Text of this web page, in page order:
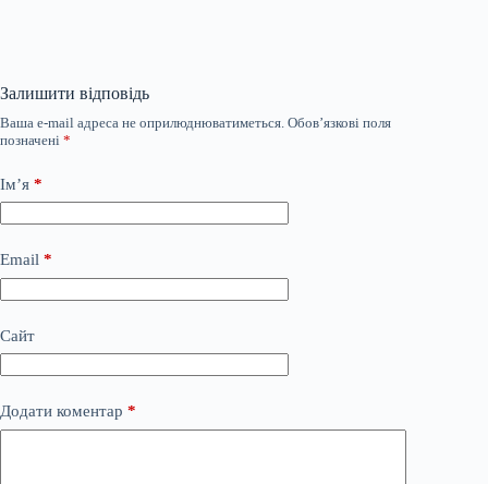
Залишити відповідь
Ваша e-mail адреса не оприлюднюватиметься. Обов’язкові поля
позначені *
Ім’я *
Email *
Сайт
Додати коментар *